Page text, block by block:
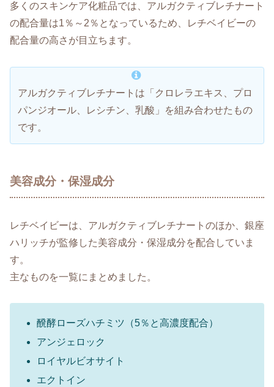
多くのスキンケア化粧品では、アルガクティブレチナート
の配合量は1％～2％となっているため、レチベイビーの
配合量の高さが目立ちます。
アルガクティブレチナートは「クロレラエキス、プロ
パンジオール、レシチン、乳酸」を組み合わせたもの
です。
美容成分・保湿成分
レチベイビーは、アルガクティブレチナートのほか、銀座
ハリッチが監修した美容成分・保湿成分を配合していま
す。
主なものを一覧にまとめました。
醗酵ローズハチミツ（5％と高濃度配合）
アンジェロック
ロイヤルビオサイト
エクトイン